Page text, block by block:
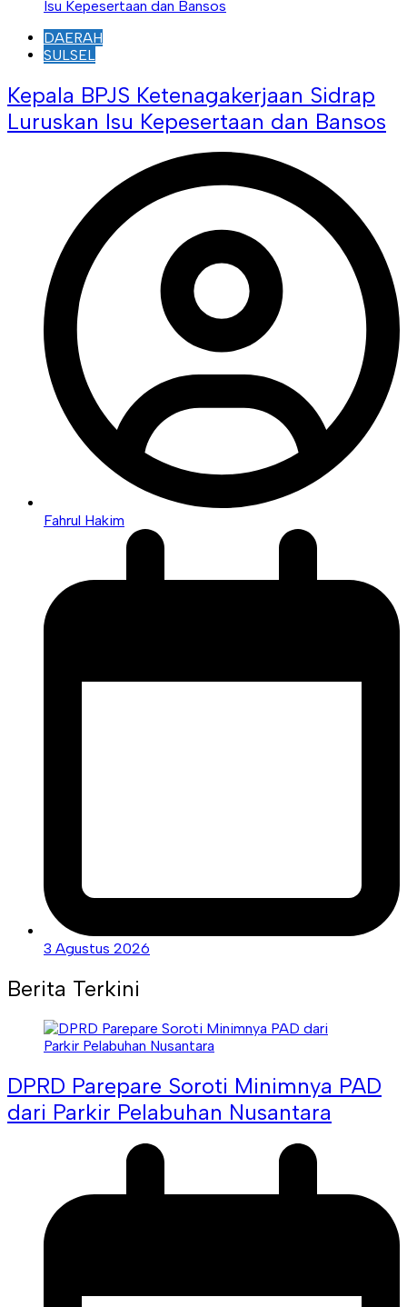
DAERAH
SULSEL
Kepala BPJS Ketenagakerjaan Sidrap
Luruskan Isu Kepesertaan dan Bansos
Fahrul Hakim
3 Agustus 2026
Berita Terkini
DPRD Parepare Soroti Minimnya PAD
dari Parkir Pelabuhan Nusantara